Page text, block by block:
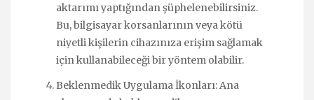
aktarımı yaptığından şüphelenebilirsiniz.
Bu, bilgisayar korsanlarının veya kötü
niyetli kişilerin cihazınıza erişim sağlamak
için kullanabileceği bir yöntem olabilir.
Beklenmedik Uygulama İkonları: Ana